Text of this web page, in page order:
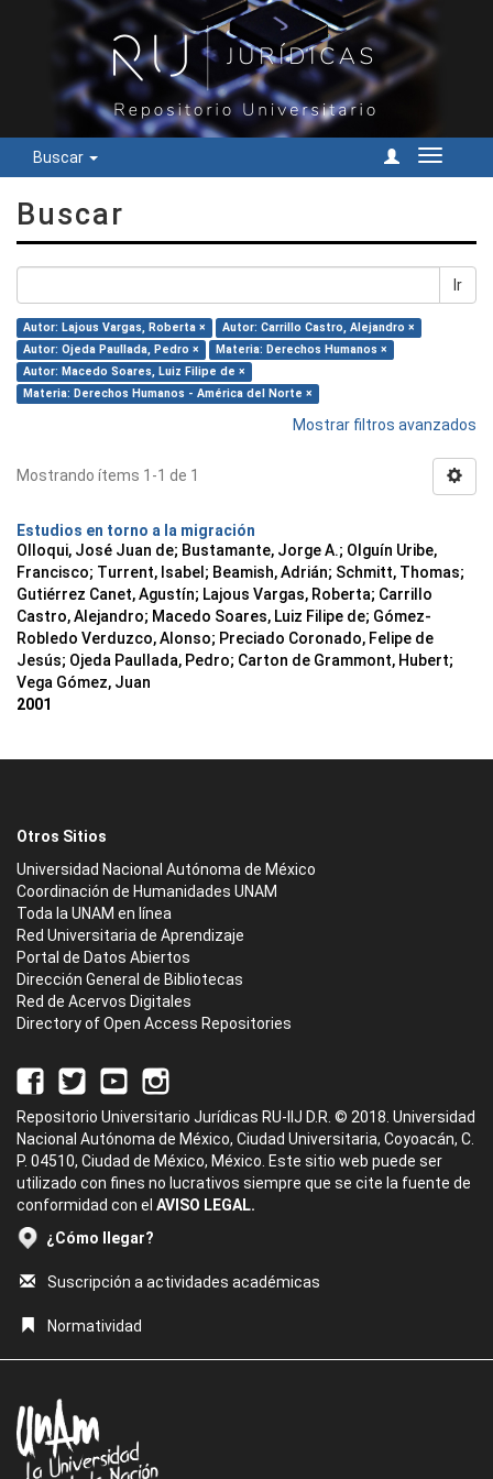
Buscar
Cambiar
Buscar
Ir
Autor: Lajous Vargas, Roberta ×
Autor: Carrillo Castro, Alejandro ×
Autor: Ojeda Paullada, Pedro ×
Materia: Derechos Humanos ×
Autor: Macedo Soares, Luiz Filipe de ×
Materia: Derechos Humanos - América del Norte ×
Mostrar filtros avanzados
Mostrando ítems 1-1 de 1
Estudios en torno a la migración
Olloqui, José Juan de; Bustamante, Jorge A.; Olguín Uribe,
Francisco; Turrent, Isabel; Beamish, Adrián; Schmitt, Thomas;
Gutiérrez Canet, Agustín; Lajous Vargas, Roberta; Carrillo
Castro, Alejandro; Macedo Soares, Luiz Filipe de; Gómez-
Robledo Verduzco, Alonso; Preciado Coronado, Felipe de
Jesús; Ojeda Paullada, Pedro; Carton de Grammont, Hubert;
Vega Gómez, Juan
2001
Otros Sitios
Universidad Nacional Autónoma de México
Coordinación de Humanidades UNAM
Toda la UNAM en línea
Red Universitaria de Aprendizaje
Portal de Datos Abiertos
Dirección General de Bibliotecas
Red de Acervos Digitales
Directory of Open Access Repositories
Repositorio Universitario Jurídicas RU-IIJ D.R. © 2018. Universidad
Nacional Autónoma de México, Ciudad Universitaria, Coyoacán, C.
P. 04510, Ciudad de México, México. Este sitio web puede ser
utilizado con fines no lucrativos siempre que se cite la fuente de
conformidad con el AVISO LEGAL.
¿Cómo llegar?
Suscripción a actividades académicas
Normatividad